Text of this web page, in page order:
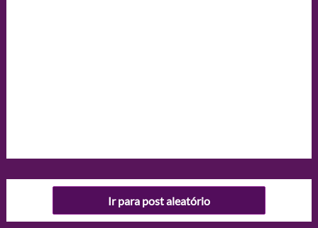
Ir para post aleatório